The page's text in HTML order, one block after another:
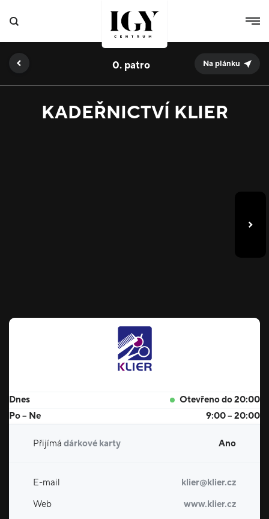
KADEŘNICTVÍ KLIER
0. Na plánku
Dnes
Otevřeno do 20:00
Po – Ne
9:00 – 20:00
Přijímá dárkové karty Ano
E-mail
klier@klier.cz
Web
www.klier.cz